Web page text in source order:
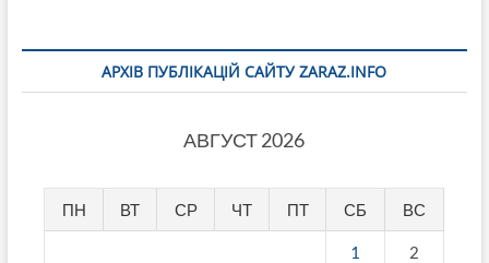
АРХІВ ПУБЛІКАЦІЙ САЙТУ ZARAZ.INFO
АВГУСТ 2026
ПН ВТ СР ЧТ ПТ СБ ВС
1 2